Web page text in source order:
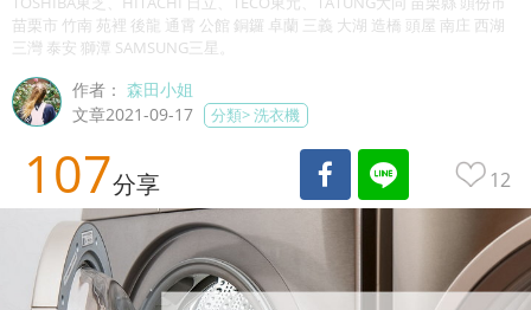
苗栗市 竹南 苑裡 後龍 通霄 公館 銅鑼 卓蘭 三義 大湖 造橋 頭屋 南庄 西湖
三灣 泰安 獅潭 SAMSUNG三星。
作者：森田小姐
文章2021-09-17
分類>洗衣機
107分享 12